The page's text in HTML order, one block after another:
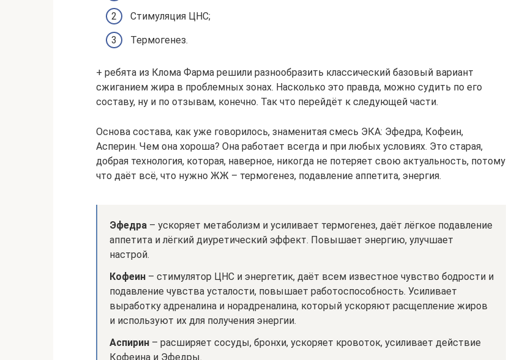
Стимуляция ЦНС;
Термогенез.
+ ребята из Клома Фарма решили разнообразить классический базовый вариант
сжиганием жира в проблемных зонах. Насколько это правда, можно судить по его
составу, ну и по отзывам, конечно. Так что перейдёт к следующей части.
Основа состава, как уже говорилось, знаменитая смесь ЭКА: Эфедра, Кофеин,
Асперин. Чем она хороша? Она работает всегда и при любых условиях. Это старая,
добрая технология, которая, наверное, никогда не потеряет свою актуальность, потому
что даёт всё, что нужно ЖЖ – термогенез, подавление аппетита, энергия.
Эфедра – ускоряет метаболизм и усиливает термогенез, даёт лёгкое подавление
аппетита и лёгкий диуретический эффект. Повышает энергию, улучшает
настрой.
Кофеин – стимулятор ЦНС и энергетик, даёт всем известное чувство бодрости и
подавление чувства усталости, повышает работоспособность. Усиливает
выработку адреналина и норадреналина, который ускоряют расщепление жиров
и используют их для получения энергии.
Аспирин – расширяет сосуды, бронхи, ускоряет кровоток, усиливает действие
Кофеина и Эфедры.